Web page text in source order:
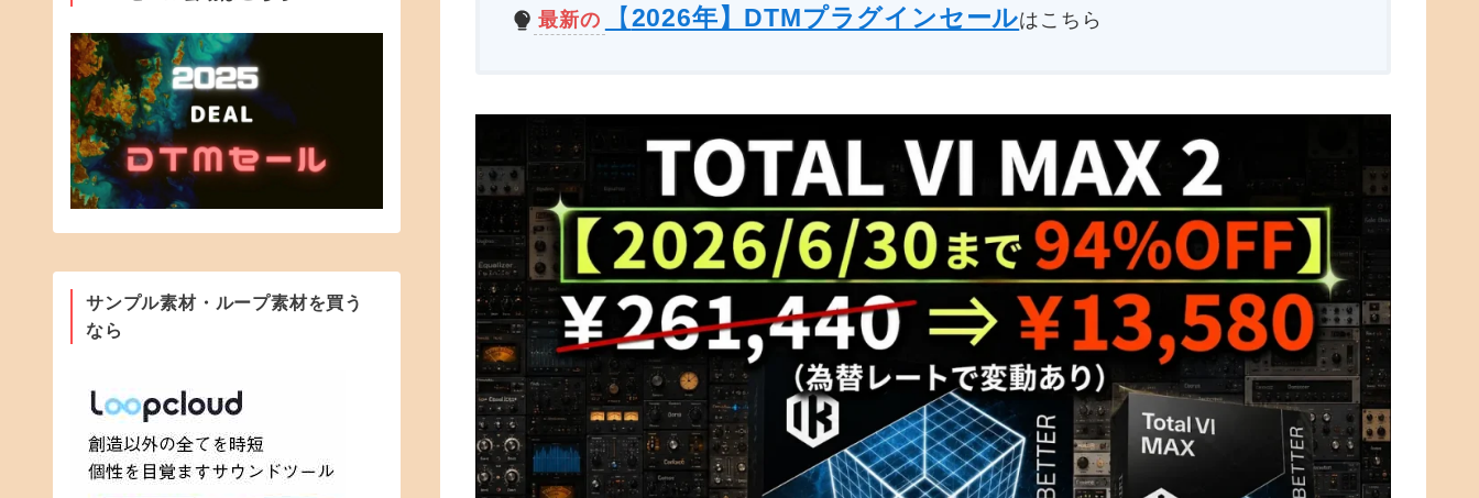
最新の
【 2026年】DTMプラグインセールはこちら
サンプル素材・ループ素材を買う
なら